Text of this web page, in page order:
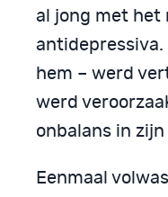
al jong met het
antidepressiva.
hem – werd
werd
onbalans in
Eenmaal